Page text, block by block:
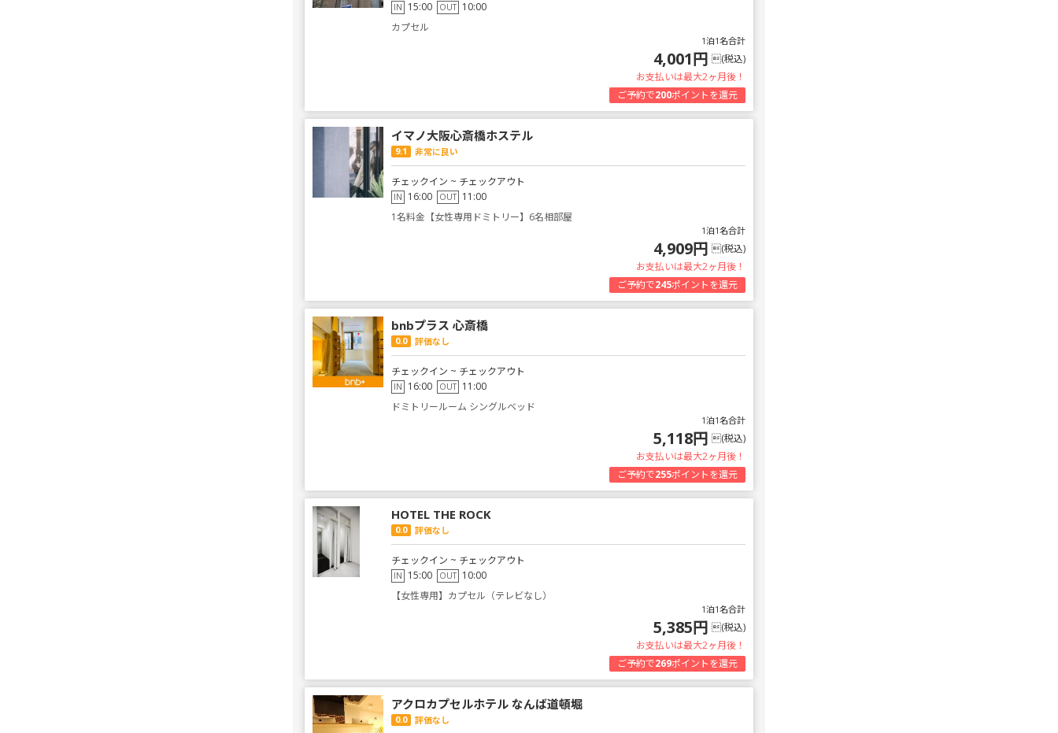
IN 15:00 OUT 10:00
カプセル
1泊1名合計
4,001円 (税込)
お支払いは最大2ヶ月後！
ご予約で200ポイントを還元
イマノ大阪心斎橋ホステル
9.1 非常に良い
チェックイン ~ チェックアウト
IN 16:00 OUT 11:00
1名料金【女性専用ドミトリー】6名相部屋
1泊1名合計
4,909円 (税込)
お支払いは最大2ヶ月後！
ご予約で245ポイントを還元
bnbプラス 心斎橋
0.0 評価なし
チェックイン ~ チェックアウト
IN 16:00 OUT 11:00
ドミトリールーム シングルベッド
1泊1名合計
5,118円 (税込)
お支払いは最大2ヶ月後！
ご予約で255ポイントを還元
HOTEL THE ROCK
0.0 評価なし
チェックイン ~ チェックアウト
IN 15:00 OUT 10:00
【女性専用】カプセル（テレビなし）
1泊1名合計
5,385円 (税込)
お支払いは最大2ヶ月後！
ご予約で269ポイントを還元
アクロカプセルホテル なんば道頓堀
0.0 評価なし